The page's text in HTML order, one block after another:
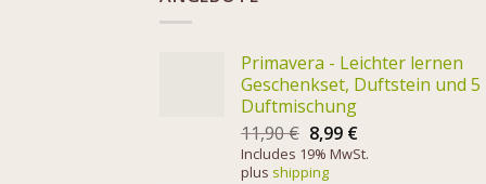
Primavera - Leichter lernen
Geschenkset, Duftstein und 5
Duftmischung
11,90€ 8,99 €
Includes 19% MwSt.
plus shipping